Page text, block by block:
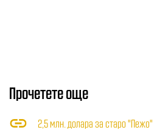
Прочетете още
2,5 млн. долара за старо "Пежо"